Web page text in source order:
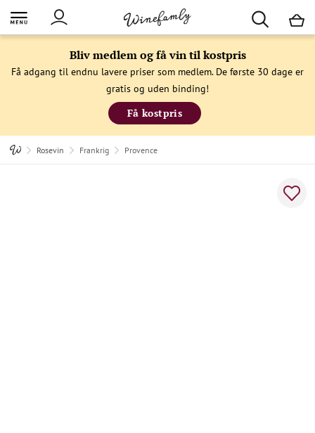
Bliv medlem og få vin til kostpris
Få adgang til endnu lavere priser som medlem. De første 30 dage er
gratis og uden binding!
Få kostpris
Rosevin Frankrig Provence